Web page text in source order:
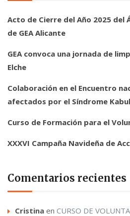
Acto de Cierre del Año 2025 del
de GEA Alicante
GEA convoca una jornada de
Elche
Colaboración en el Encuentro
afectados por el Síndrome
Curso de Formación para el
XXXVI Campaña Navideña de
Comentarios recientes
Cristina en CURSO DE